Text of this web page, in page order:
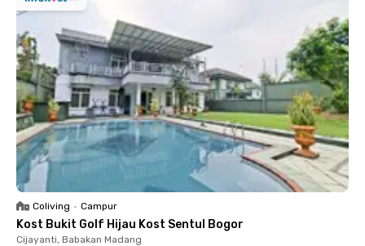
Coliving • Campur
Kost Bukit Golf Hijau Kost Sentul Bogor
Cijayanti, Babakan Madang